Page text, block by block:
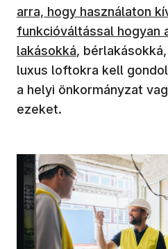
arra, hogy használaton
funkcióváltással hogyan
lakásokká,
luxus loftokra kell
a helyi önkormányzat
ezeket.